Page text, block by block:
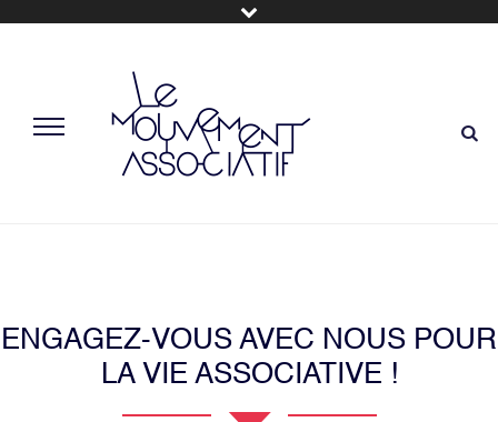
ENGAGEZ-VOUS AVEC NOUS POUR
LA VIE ASSOCIATIVE !